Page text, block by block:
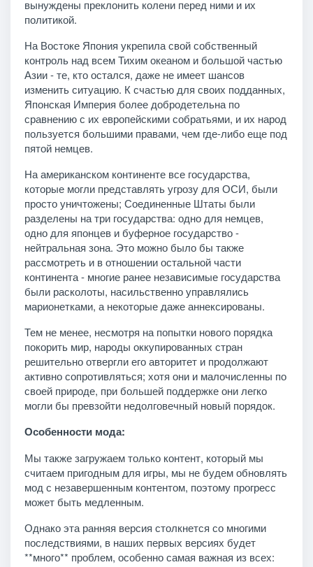
вынуждены преклонить колени перед ними и их
политикой.
На Востоке Япония укрепила свой собственный
контроль над всем Тихим океаном и большой частью
Азии - те, кто остался, даже не имеет шансов
изменить ситуацию. К счастью для своих подданных,
Японская Империя более добродетельна по
сравнению с их европейскими собратьями, и их народ
пользуется большими правами, чем где-либо еще под
пятой немцев.
На американском континенте все государства,
которые могли представлять угрозу для ОСИ, были
просто уничтожены; Соединенные Штаты были
разделены на три государства: одно для немцев,
одно для японцев и буферное государство -
нейтральная зона. Это можно было бы также
рассмотреть и в отношении остальной части
континента - многие ранее независимые государства
были расколоты, насильственно управлялись
марионетками, а некоторые даже аннексированы.
Тем не менее, несмотря на попытки нового порядка
покорить мир, народы оккупированных стран
решительно отвергли его авторитет и продолжают
активно сопротивляться; хотя они и малочисленны по
своей природе, при большей поддержке они легко
могли бы превзойти недолговечный новый порядок.
Особенности мода:
Мы также загружаем только контент, который мы
считаем пригодным для игры, мы не будем обновлять
мод с незавершенным контентом, поэтому прогресс
может быть медленным.
Однако эта ранняя версия столкнется со многими
последствиями, в наших первых версиях будет
**много** проблем, особенно самая важная из всех: